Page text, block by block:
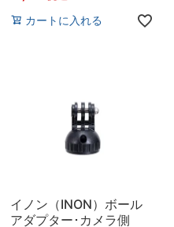
カートに入れる
イノン（INON）ボール
アダプター･カメラ側